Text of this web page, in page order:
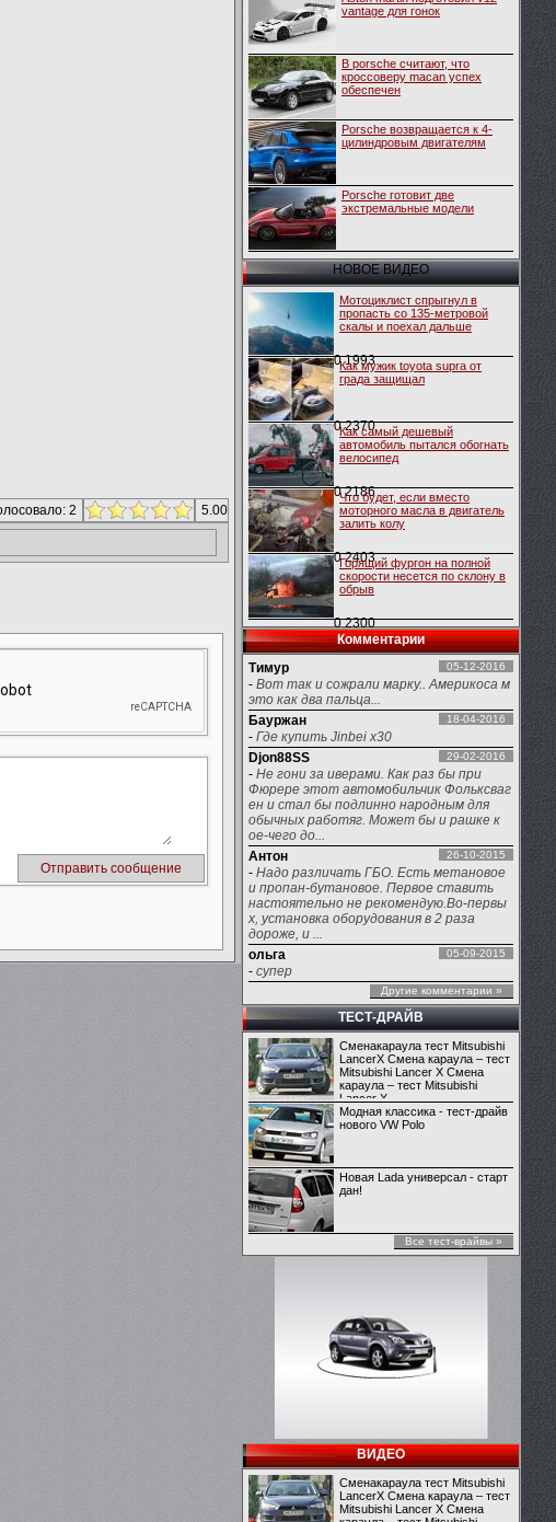
2
5.00
vantage для гонок
В porsche считают, что
кроссоверу macan успех
обеспечен
Porsche возвращается к 4-
цилиндровым двигателям
Porsche готовит две
экстремальные модели
НОВОЕ ВИДЕО
Мотоциклист спрыгнул в
пропасть со 135-метровой
скалы и поехал дальше
0 1993
Как мужик toyota supra от
града защищал
0 2370
Как самый дешевый
автомобиль пытался обогнать
велосипед
0 2186
Что будет, если вместо
моторного масла в двигатель
залить колу
0 2403
Горящий фургон на полной
скорости несется по склону в
обрыв
0 2300
Комментарии
Тимур
05-12-2016
- Вот так и сожрали марку.. Америкоса м
это как два пальца...
Бауржан
18-04-2016
- Где купить Jinbei x30
Djon88SS
29-02-2016
- Не гони за иверами. Как раз бы при
Фюрере этот автомобильчик Фольксваг
ен и стал бы подлинно народным для
обычных работяг. Может бы и рашке к
ое-чего до...
Антон
26-10-2015
- Надо различать ГБО. Есть метановое
и пропан-бутановое. Первое ставить
настоятельно не рекомендую.Во-первы
х, установка оборудования в 2 раза
дороже, и ...
ольга
05-09-2015
- супер
Другие комментарии »
ТЕСТ-ДРАЙВ
Сменакараула тест Mitsubishi
LancerX Смена караула – тест
Mitsubishi Lancer X Смена
караула – тест Mitsubishi
Lancer X
Модная классика - тест-драйв
нового VW Polo
Новая Lada универсал - старт
дан!
Все тест-врайвы »
ВИДЕО
Сменакараула тест Mitsubishi
LancerX Смена караула – тест
Mitsubishi Lancer X Смена